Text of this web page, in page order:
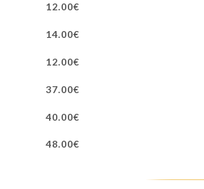
12.00€
14.00€
12.00€
37.00€
40.00€
48.00€